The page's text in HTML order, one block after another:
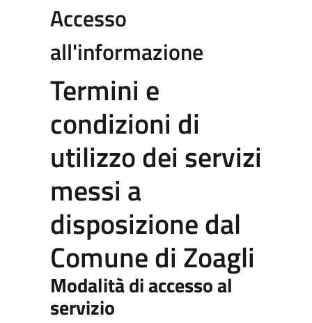
Accesso
all'informazione
Termini e
condizioni di
utilizzo dei servizi
messi a
disposizione dal
Comune di Zoagli
Modalità di accesso al
servizio